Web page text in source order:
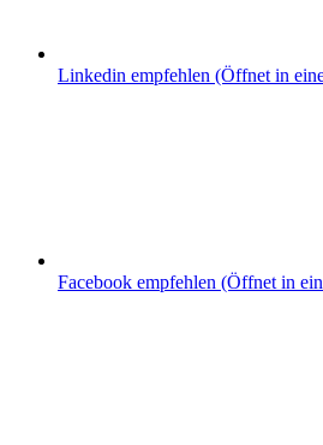
Linkedin empfehlen (Öffnet in
Facebook empfehlen (Öffnet in